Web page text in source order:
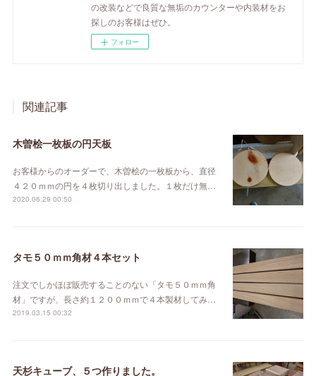
の改装などで良質な無垢のカウンターや内装材をお
探しのお客様はぜひ。
フォロー
関連記事
木曽桧一枚板の円天板
お客様からのオーダーで、木曽桧の一枚板から、直径
４２０ｍｍの円を４枚切り出しました。１枚だけ無…
2020.06.29 00:50
タモ５０ｍｍ角材４本セット
注文でしかほぼ販売することのない「タモ５０ｍｍ角
材」ですが、長さ約１２００ｍｍで４本製材してみ…
2019.03.15 00:32
天杉キューブ、５つ作りました。